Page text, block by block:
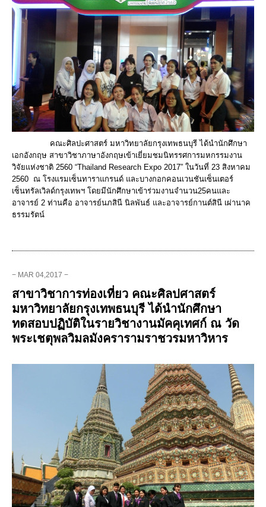
คณะศิลปะศาสตร์ มหาวิทยาลัยกรุงเทพธนบุรี ได้นำนักศึกษา
เอกอังกฤษ สาขาวิชาภาษาอังกฤษเข้าเยี่ยมชมนิทรรศการมหกรรมงาน
วิจัยแห่งชาติ 2560 “Thailand Research Expo 2017” ในวันที่ 23 สิงหาคม
2560 ณ โรงแรมเซ็นทาราแกรนด์ และบางกอกคอนเวนชันเซ็นเตอร์
เซ็นทรัลเวิลด์กรุงเทพฯ โดยมีนักศึกษาเข้าร่วมงานจำนวน25คนและ
อาจารย์ 2 ท่านคือ อาจารย์นภสินี นิลพันธ์ และอาจารย์กานต์สินี เผ่านาค
ธรรมรัตน์
− MAR 04,2017 −
สาขาวิชาการท่องเที่ยว คณะศิลปศาสตร์
มหาวิทยาลัยกรุงเทพธนบุรี ได้นำนักศึกษา
ทดสอบปฏิบัติในรายวิชางานมัคคุเทศก์ ณ วัด
พระเชตุพลวิมลมังครารามราชวรมหาวิหาร